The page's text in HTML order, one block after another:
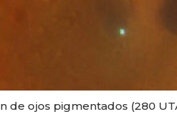
de ojos pigmentados (280